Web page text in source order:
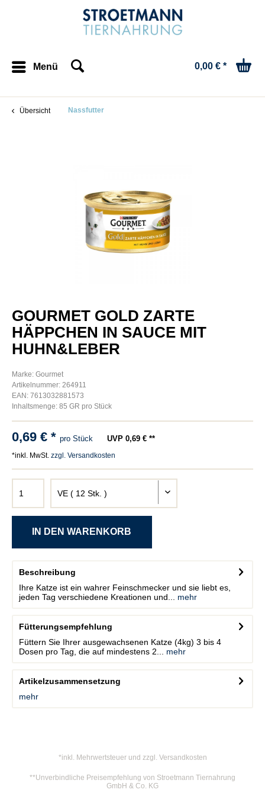
Menü 0,00 € *
Übersicht Nassfutter
GOURMET GOLD ZARTE
HÄPPCHEN IN SAUCE MIT
HUHN&LEBER
Marke: Gourmet
Artikelnummer: 264911
EAN: 7613032881573
Inhaltsmenge: 85 GR pro Stück
0,69 € * pro Stück UVP 0,69 € **
*inkl. MwSt. zzgl. Versandkosten
Beschreibung
Ihre Katze ist ein wahrer Feinschmecker und sie liebt es,
jeden Tag verschiedene Kreationen und...
mehr
Fütterungsempfehlung
Füttern Sie Ihrer ausgewachsenen Katze (4kg) 3 bis 4
Dosen pro Tag, die auf mindestens 2...
mehr
Artikelzusammensetzung
mehr
*inkl. Mehrwertsteuer und zzgl. Versandkosten
**Unverbindliche Preisempfehlung von Stroetmann Tiernahrung
GmbH & Co. KG